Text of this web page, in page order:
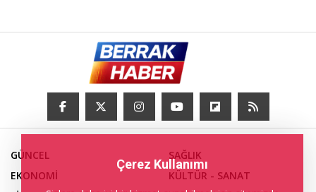
GÜNCEL
EKONOMİ
SAĞLIK
KÜLTÜR - SANAT
Çerez Kullanımı